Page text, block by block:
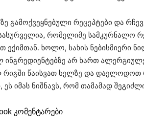
გამოქვეყნებული რეცეპტები და
რომელიმე სამკურნალო
ექიმთან. ხოლო, სახის ნებისმიერი
ინგრედიენტებზე არ ხართ
რიგში წაისვათ ხელზე და დაელოდოთ
იმას ნიშნავს, რომ თამამად
კომენტარები